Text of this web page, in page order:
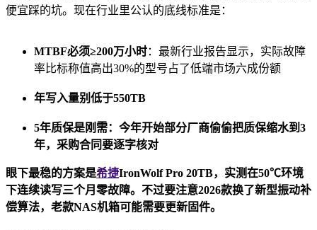
便宜踩的坑。现在行业里公认的底线标准是：
MTBF必须≥200万小时：最新行业报告显示，实际故障
率比标称值高出30%的型号占了低端市场六成份额
年写入量别低于550TB
5年质保是刚需：今年开始部分厂商偷偷把质保缩水到3
年，采购合同要逐字核对
眼下最稳的方案是希捷IronWolf Pro 20TB，实测在50℃环境
下连续读写三个月零故障。不过要注意2026款换了新型振动补
偿算法，老款NAS机箱可能需要更新固件。